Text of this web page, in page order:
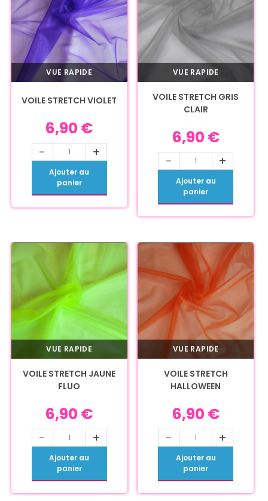
VUE RAPIDE
VOILE STRETCH VIOLET
6,90 €
- +
Ajouter au
panier
VUE RAPIDE
VOILE STRETCH GRIS
CLAIR
6,90 €
- +
Ajouter au
panier
VUE RAPIDE
VOILE STRETCH JAUNE
FLUO
6,90 €
- +
Ajouter au
panier
VUE RAPIDE
VOILE STRETCH
HALLOWEEN
6,90 €
- +
Ajouter au
panier